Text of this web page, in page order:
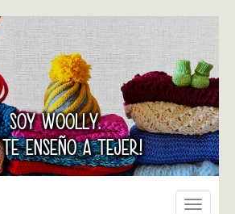
SOY WOOLLY.
ENSEÑO A TEJER!
Toggle